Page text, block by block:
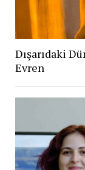
Dışarıdaki
Evren